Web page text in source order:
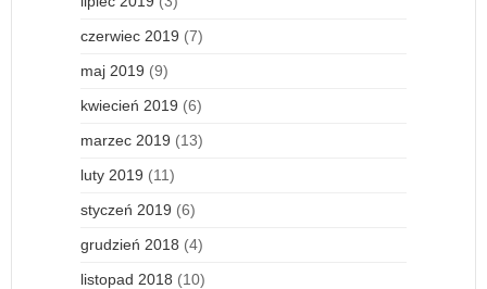
czerwiec 2019 (7)
maj 2019 (9)
kwiecień 2019 (6)
marzec 2019 (13)
luty 2019 (11)
styczeń 2019 (6)
grudzień 2018 (4)
listopad 2018 (10)